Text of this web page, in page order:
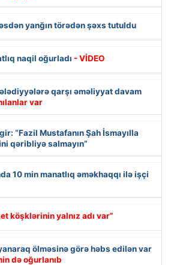
yanğın törədən şəxs tutuldu
naqil oğurladı - VİDEO
qarşı əməliyyat davam
var
“Fazil Mustafanın Şah İsmayılla
qəribliyə salmayın”
10 min manatlıq əməkhaqqı ilə işçi
köşklərinin yalnız adı var”
ölməsinə görə həbs edilən var
də oğurlanıb